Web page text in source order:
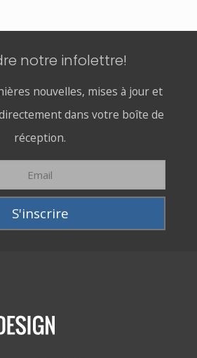
notre infolettre!
nouvelles, mises à jour et
dans votre boîte de
réception.